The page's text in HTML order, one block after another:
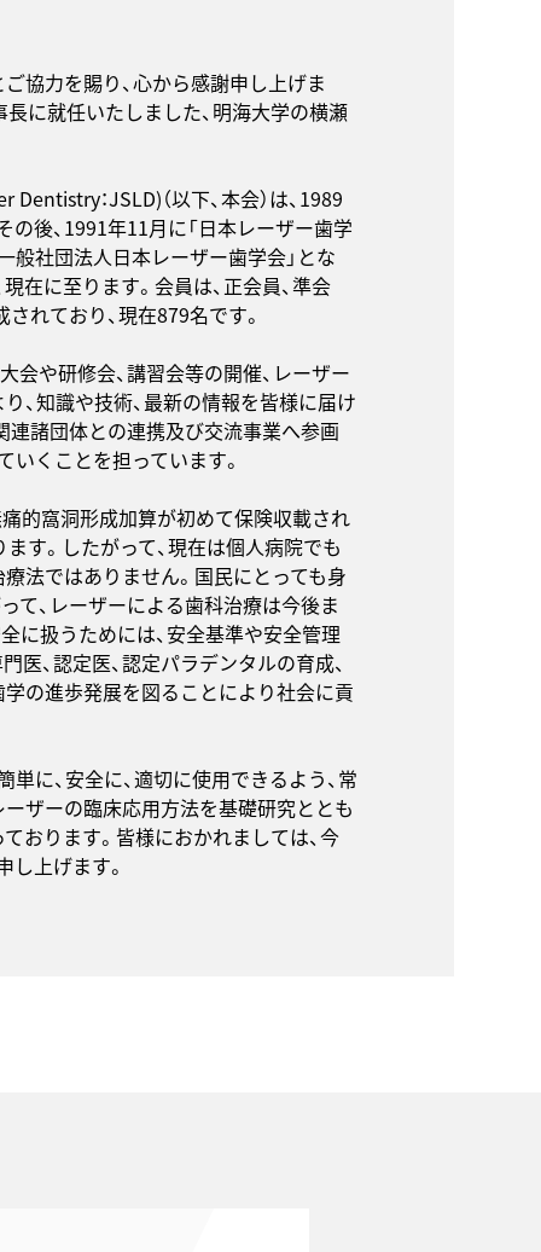
協力を賜り、心から感謝申し上げま
に就任いたしました、明海大学の横瀬
：JSLD)（以下、本会）は、1989
後、1991年11月に「日本レーザー歯学
般社団法人日本レーザー歯学会」とな
在に至ります。会員は、正会員、準会
されており、現在879名です。
会や研修会、講習会等の開催、レーザー
、知識や技術、最新の情報を皆様に届け
連諸団体との連携及び交流事業へ参画
いくことを担っています。
的窩洞形成加算が初めて保険収載され
す。したがって、現在は個人病院でも
法ではありません。国民にとっても身
て、レーザーによる歯科治療は今後ま
に扱うためには、安全基準や安全管理
医、認定医、認定パラデンタルの育成、
の進歩発展を図ることにより社会に貢
に、安全に、適切に使用できるよう、常
ザーの臨床応用方法を基礎研究ととも
おります。皆様におかれましては、今
上げます。